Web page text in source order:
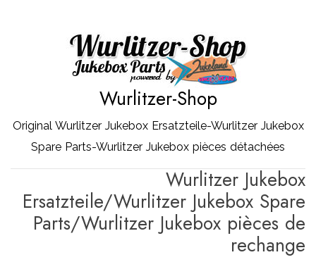
Wurlitzer-Shop
Original Wurlitzer Jukebox Ersatzteile-Wurlitzer Jukebox
Spare Parts-Wurlitzer Jukebox pièces détachées
Wurlitzer Jukebox
Ersatzteile/Wurlitzer Jukebox Spare
Parts/Wurlitzer Jukebox pièces de
rechange